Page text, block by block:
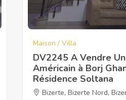
Maison / Villa
DV2245 A Vendre
Américain à Borj
Résidence Soltana
Bizerte, Bizerte Nord,